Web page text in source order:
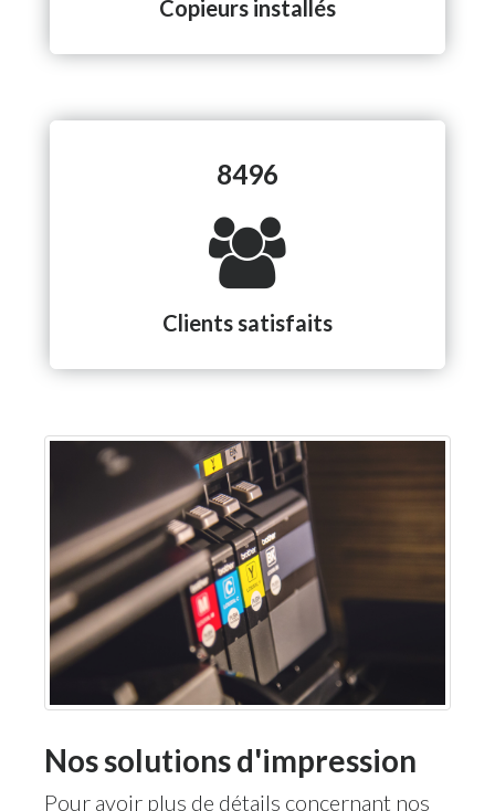
Copieurs installés
8496
Clients satisfaits
Nos solutions d'impression
Pour avoir plus de détails concernant nos